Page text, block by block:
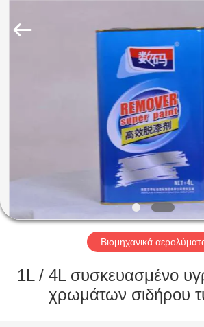
ΠΡΟΪΌΝΤΑ
ΕΜΕΊΣ
ΓΎΡΟΣ
ΕΡΓΟΣΤΑΣΊΩΝ
ΠΟΙΟΤΙΚΌΣ
Co.,
Βιομηχανικά
1L / 4L συσκευασμένο
χρωμάτων σιδήρου